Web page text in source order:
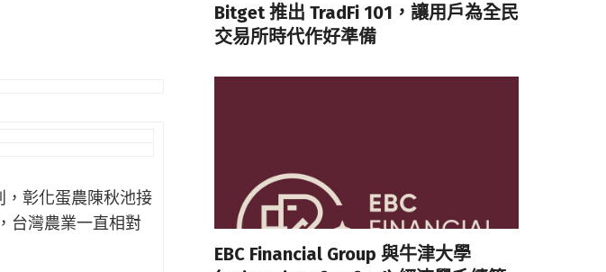
，彰化蛋農陳秋池接
台灣農業一直相對
Bitget 推出 TradFi 101，讓用戶為全民
交易所時代作好準備
EBC Financial Group 與牛津大學